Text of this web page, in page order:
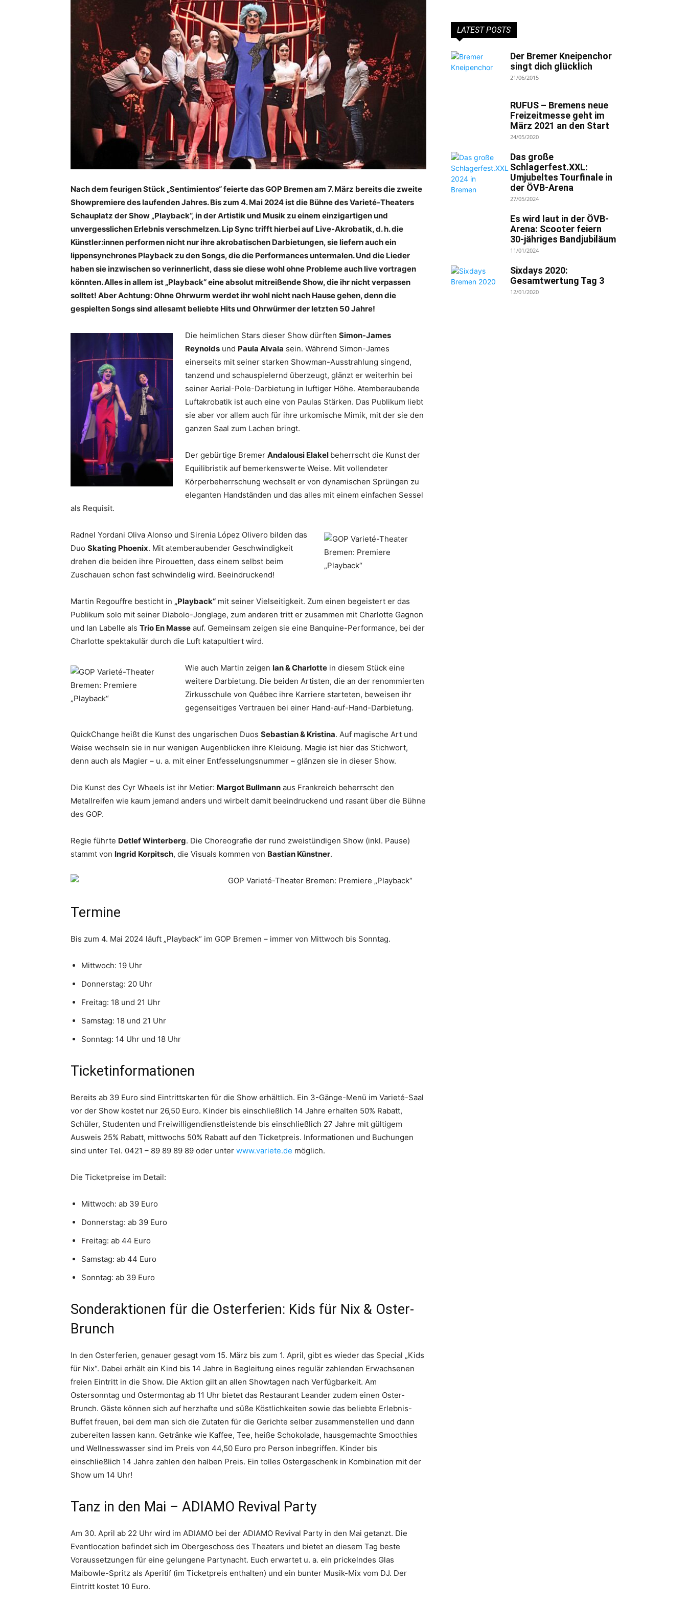
Nach dem feurigen Stück „Sentimientos“ feierte das GOP Bremen am 7. März bereits die zweite
Showpremiere des laufenden Jahres. Bis zum 4. Mai 2024 ist die Bühne des Varieté-Theaters
Schauplatz der Show „Playback“, in der Artistik und Musik zu einem einzigartigen und
unvergesslichen Erlebnis verschmelzen. Lip Sync trifft hierbei auf Live-Akrobatik, d. h. die
Künstler:innen performen nicht nur ihre akrobatischen Darbietungen, sie liefern auch ein
lippensynchrones Playback zu den Songs, die die Performances untermalen. Und die Lieder
haben sie inzwischen so verinnerlicht, dass sie diese wohl ohne Probleme auch live vortragen
könnten. Alles in allem ist „Playback“ eine absolut mitreißende Show, die ihr nicht verpassen
solltet! Aber Achtung: Ohne Ohrwurm werdet ihr wohl nicht nach Hause gehen, denn die
gespielten Songs sind allesamt beliebte Hits und Ohrwürmer der letzten 50 Jahre!
Die heimlichen Stars dieser Show dürften Simon-James
Reynolds und Paula Alvala sein. Während Simon-James
einerseits mit seiner starken Showman-Ausstrahlung singend,
tanzend und schauspielernd überzeugt, glänzt er weiterhin bei
seiner Aerial-Pole-Darbietung in luftiger Höhe. Atemberaubende
Luftakrobatik ist auch eine von Paulas Stärken. Das Publikum liebt
sie aber vor allem auch für ihre urkomische Mimik, mit der sie den
ganzen Saal zum Lachen bringt.
Der gebürtige Bremer Andalousi Elakel beherrscht die Kunst der
Equilibristik auf bemerkenswerte Weise. Mit vollendeter
Körperbeherrschung wechselt er von dynamischen Sprüngen zu
eleganten Handständen und das alles mit einem einfachen Sessel
als Requisit.
Radnel Yordani Oliva Alonso und Sirenia López Olivero bilden das
Duo Skating Phoenix. Mit atemberaubender Geschwindigkeit
drehen die beiden ihre Pirouetten, dass einem selbst beim
Zuschauen schon fast schwindelig wird. Beeindruckend!
Martin Regouffre besticht in „Playback“ mit seiner Vielseitigkeit. Zum einen begeistert er das
Publikum solo mit seiner Diabolo-Jonglage, zum anderen tritt er zusammen mit Charlotte Gagnon
und Ian Labelle als Trio En Masse auf. Gemeinsam zeigen sie eine Banquine-Performance, bei der
Charlotte spektakulär durch die Luft katapultiert wird.
Wie auch Martin zeigen Ian & Charlotte in diesem Stück eine
weitere Darbietung. Die beiden Artisten, die an der renommierten
Zirkusschule von Québec ihre Karriere starteten, beweisen ihr
gegenseitiges Vertrauen bei einer Hand-auf-Hand-Darbietung.
QuickChange heißt die Kunst des ungarischen Duos Sebastian & Kristina. Auf magische Art und
Weise wechseln sie in nur wenigen Augenblicken ihre Kleidung. Magie ist hier das Stichwort,
denn auch als Magier – u. a. mit einer Entfesselungsnummer – glänzen sie in dieser Show.
Die Kunst des Cyr Wheels ist ihr Metier: Margot Bullmann aus Frankreich beherrscht den
Metallreifen wie kaum jemand anders und wirbelt damit beeindruckend und rasant über die Bühne
des GOP.
Regie führte Detlef Winterberg. Die Choreografie der rund zweistündigen Show (inkl. Pause)
stammt von Ingrid Korpitsch, die Visuals kommen von Bastian Künstner.
Termine
Bis zum 4. Mai 2024 läuft „Playback“ im GOP Bremen – immer von Mittwoch bis Sonntag.
Mittwoch: 19 Uhr
Donnerstag: 20 Uhr
Freitag: 18 und 21 Uhr
Samstag: 18 und 21 Uhr
Sonntag: 14 Uhr und 18 Uhr
Ticketinformationen
Bereits ab 39 Euro sind Eintrittskarten für die Show erhältlich. Ein 3-Gänge-Menü im Varieté-Saal
vor der Show kostet nur 26,50 Euro. Kinder bis einschließlich 14 Jahre erhalten 50% Rabatt,
Schüler, Studenten und Freiwilligendienstleistende bis einschließlich 27 Jahre mit gültigem
Ausweis 25% Rabatt, mittwochs 50% Rabatt auf den Ticketpreis. Informationen und Buchungen
sind unter Tel. 0421 – 89 89 89 89 oder unter www.variete.de möglich.
Die Ticketpreise im Detail:
Mittwoch: ab 39 Euro
Donnerstag: ab 39 Euro
Freitag: ab 44 Euro
Samstag: ab 44 Euro
Sonntag: ab 39 Euro
Sonderaktionen für die Osterferien: Kids für Nix & Oster-
Brunch
In den Osterferien, genauer gesagt vom 15. März bis zum 1. April, gibt es wieder das Special „Kids
für Nix“. Dabei erhält ein Kind bis 14 Jahre in Begleitung eines regulär zahlenden Erwachsenen
freien Eintritt in die Show. Die Aktion gilt an allen Showtagen nach Verfügbarkeit. Am
Ostersonntag und Ostermontag ab 11 Uhr bietet das Restaurant Leander zudem einen Oster-
Brunch. Gäste können sich auf herzhafte und süße Köstlichkeiten sowie das beliebte Erlebnis-
Buffet freuen, bei dem man sich die Zutaten für die Gerichte selber zusammenstellen und dann
zubereiten lassen kann. Getränke wie Kaffee, Tee, heiße Schokolade, hausgemachte Smoothies
und Wellnesswasser sind im Preis von 44,50 Euro pro Person inbegriffen. Kinder bis
einschließlich 14 Jahre zahlen den halben Preis. Ein tolles Ostergeschenk in Kombination mit der
Show um 14 Uhr!
Tanz in den Mai – ADIAMO Revival Party
Am 30. April ab 22 Uhr wird im ADIAMO bei der ADIAMO Revival Party in den Mai getanzt. Die
Eventlocation befindet sich im Obergeschoss des Theaters und bietet an diesem Tag beste
Voraussetzungen für eine gelungene Partynacht. Euch erwartet u. a. ein prickelndes Glas
Maibowle-Spritz als Aperitif (im Ticketpreis enthalten) und ein bunter Musik-Mix vom DJ. Der
Eintritt kostet 10 Euro.
LATEST POSTS
Der Bremer Kneipenchor
singt dich glücklich
21/06/2015
RUFUS – Bremens neue
Freizeitmesse geht im
März 2021 an den Start
24/05/2020
Das große
Schlagerfest.XXL:
Umjubeltes Tourfinale in
der ÖVB-Arena
27/05/2024
Es wird laut in der ÖVB-
Arena: Scooter feiern
30-jähriges Bandjubiläum
11/01/2024
Sixdays 2020:
Gesamtwertung Tag 3
12/01/2020